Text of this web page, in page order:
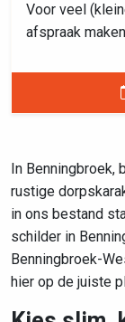
Voor veel
afspraak
In Benningbroek,
rustige
in ons bestand
schilder in
Benningbroek-
hier op de juiste